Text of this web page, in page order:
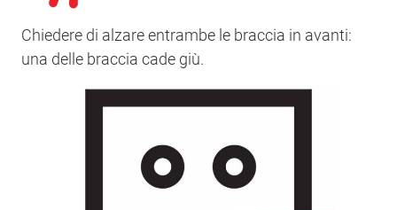
Chiedere di alzare entrambe le braccia in avanti:
una delle braccia cade giù.